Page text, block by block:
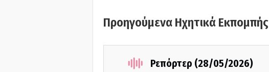
Προηγούμενα Ηχητικά Εκπομπής
Ρεπόρτερ (28/05/2026)